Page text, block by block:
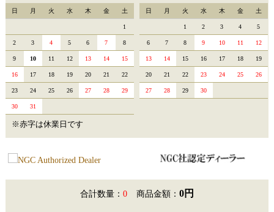
日 月 火 水 木 金 土
1
2 3 4 5 6 7 8
9 10 11 12 13 14 15
16 17 18 19 20 21 22
23 24 25 26 27 28 29
30 31
日 月 火 水 木 金 土
1 2 3 4 5
6 7 8 9 10 11 12
13 14 15 16 17 18 19
20 21 22 23 24 25 26
27 28 29 30
※赤字は休業日です
合計数量： 0 商品金額： 0円